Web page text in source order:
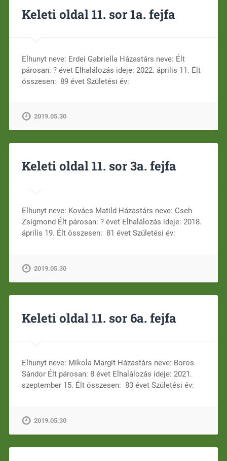
Keleti oldal 11. sor 1a. fejfa
Elhunyt neve: Erdei Gabriella Házastárs neve: Élt
párosan: ? évet Elhalálozás ideje: 2022. április 11. Élt
összesen: 89 évet Születési év:
2019.05.30
Keleti oldal 11. sor 3a. fejfa
Elhunyt neve: Kovács Matild Házastárs neve: Cseh
Zsigmond Élt párosan: ? évet Elhalálozás ideje: 2018.
április 19. Élt összesen: 81 évet Születési év:
2019.05.30
Keleti oldal 11. sor 6a. fejfa
Elhunyt neve: Mikola Margit Házastárs neve: Boros
Sándor Élt párosan: 8 évet Elhalálozás ideje: 2021.
szeptember 15. Élt összesen: 83 évet Születési év:
2019.05.30